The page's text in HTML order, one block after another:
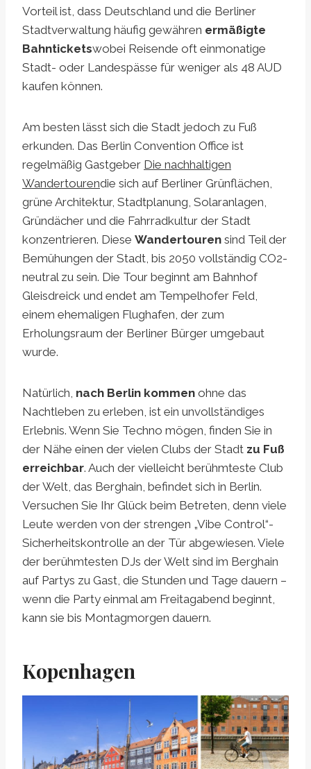
Vorteil ist, dass Deutschland und die Berliner
Stadtverwaltung häufig gewähren ermäßigte
Bahnticketswobei Reisende oft einmonatige
Stadt- oder Landespässe für weniger als 48 AUD
kaufen können.
Am besten lässt sich die Stadt jedoch zu Fuß
erkunden. Das Berlin Convention Office ist
regelmäßig Gastgeber Die nachhaltigen
Wandertourendie sich auf Berliner Grünflächen,
grüne Architektur, Stadtplanung, Solaranlagen,
Gründächer und die Fahrradkultur der Stadt
konzentrieren. Diese Wandertouren sind Teil der
Bemühungen der Stadt, bis 2050 vollständig CO2-
neutral zu sein. Die Tour beginnt am Bahnhof
Gleisdreick und endet am Tempelhofer Feld,
einem ehemaligen Flughafen, der zum
Erholungsraum der Berliner Bürger umgebaut
wurde.
Natürlich, nach Berlin kommen ohne das
Nachtleben zu erleben, ist ein unvollständiges
Erlebnis. Wenn Sie Techno mögen, finden Sie in
der Nähe einen der vielen Clubs der Stadt zu Fuß
erreichbar. Auch der vielleicht berühmteste Club
der Welt, das Berghain, befindet sich in Berlin.
Versuchen Sie Ihr Glück beim Betreten, denn viele
Leute werden von der strengen „Vibe Control“-
Sicherheitskontrolle an der Tür abgewiesen. Viele
der berühmtesten DJs der Welt sind im Berghain
auf Partys zu Gast, die Stunden und Tage dauern –
wenn die Party einmal am Freitagabend beginnt,
kann sie bis Montagmorgen dauern.
Kopenhagen